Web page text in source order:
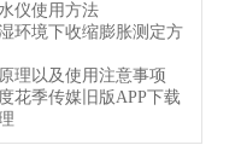
仪使用方法
环境下收缩膨胀测定方
理以及使用注意事项
花季传媒旧版APP下载